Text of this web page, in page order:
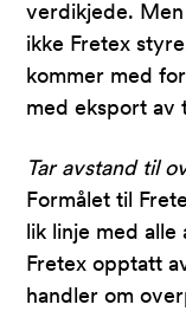
verdikjede.
ikke Fretex
kommer med
med eksport av
Tar avstand til
Formålet til
lik linje med alle
Fretex opptatt
handler om